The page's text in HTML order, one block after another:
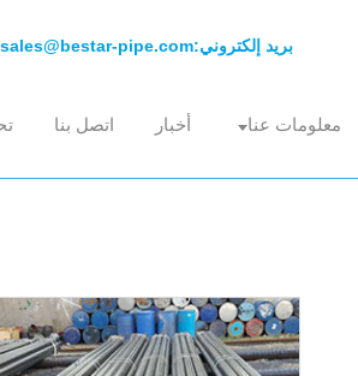
بريد إلكتروني:sales@bestar-pipe.com
معلومات عنا أخبار اتصل بنا